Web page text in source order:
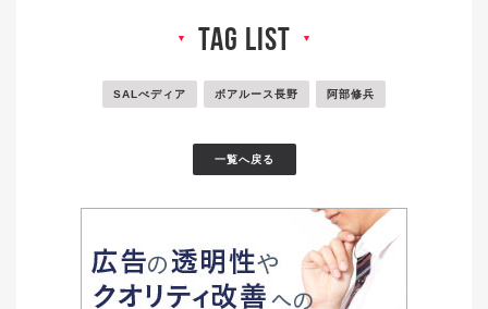
▼ tag list ▼
SALぺディア ボアルース長野 阿部修兵
一覧へ戻る